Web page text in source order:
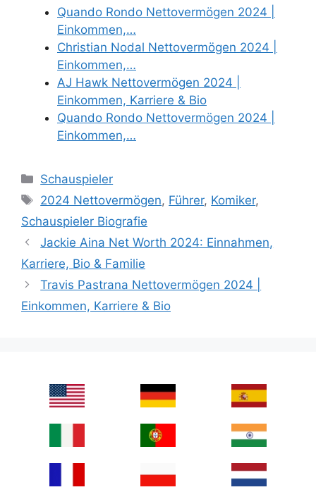
Quando Rondo Nettovermögen 2024 |
Einkommen,…
Christian Nodal Nettovermögen 2024 |
Einkommen,…
AJ Hawk Nettovermögen 2024 |
Einkommen, Karriere & Bio
Quando Rondo Nettovermögen 2024 |
Einkommen,…
Categories
Schauspieler
Tags
2024 Nettovermögen, Führer, Komiker,
Schauspieler Biografie
Jackie Aina Net Worth 2024: Einnahmen,
Karriere, Bio & Familie
Travis Pastrana Nettovermögen 2024 |
Einkommen, Karriere & Bio